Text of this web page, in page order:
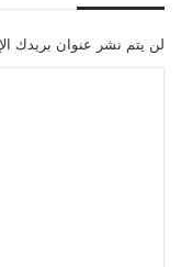
لن يتم نشر عنوان بريدك